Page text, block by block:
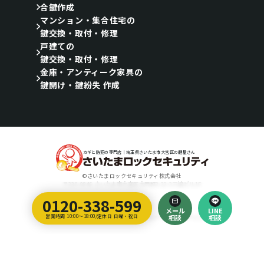
0120-338-599
営業時間 10:00～18:00/定休日 日曜・祝日
メール
相談
LINE
相談
合鍵作成
マンション・集合住宅の
鍵交換・取付・修理
戸建ての
鍵交換・取付・修理
金庫・アンティーク家具の
鍵開け・鍵紛失 作成
カギと防犯の専門店｜埼玉県さいたま市大宮区の鍵屋さん
©さいたまロックセキュリティ株式会社
〒330-0846 さいたま市大宮区大門町3-22-3三協ビル1F
Designed by
埼玉のホームページ制作会社｜ティラノ・クリエイティブ・アーツ